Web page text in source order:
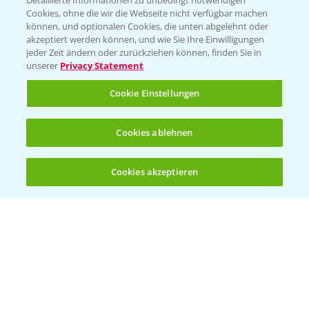
(noch 4)
Folgen Sie uns
Allgemeine Nutzungsbedingungen
Datenschutzerklärung
Cookies, ohne die wir die Webseite nicht verfügbar machen
können, und optionalen Cookies, die unten abgelehnt oder
akzeptiert werden können, und wie Sie Ihre Einwilligungen
jeder Zeit ändern oder zurückziehen können, finden Sie in
unserer Privacy Statement
Cookie Einstellungen
Cookies ablehnen
Cookies akzeptieren